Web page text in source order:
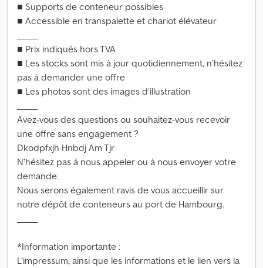
■ Supports de conteneur possibles
■ Accessible en transpalette et chariot élévateur
■ Prix indiqués hors TVA
■ Les stocks sont mis à jour quotidiennement, n’hésitez
pas à demander une offre
■ Les photos sont des images d’illustration
Avez-vous des questions ou souhaitez-vous recevoir
une offre sans engagement ?
Dkodpfxjh Hnbdj Am Tjr
N’hésitez pas à nous appeler ou à nous envoyer votre
demande.
Nous serons également ravis de vous accueillir sur
notre dépôt de conteneurs au port de Hambourg.
*Information importante :
L’impressum, ainsi que les informations et le lien vers la